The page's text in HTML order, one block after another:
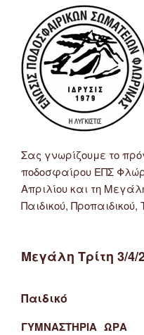
Σας γνωρίζουμε το
ποδοσφαίρου ΕΠΣ
Απριλίου και τη
Παιδικού, Προπαιδικού,
Μεγάλη Τρίτη 3/4/
Παιδικό
ΓΥΜΝΑΣΤΗΡΙΑ ΩΡΑ